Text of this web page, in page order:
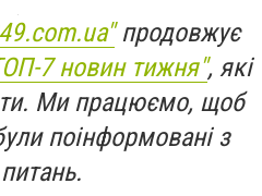
продовжує
7 новин тижня", які
Ми працюємо, щоб
поінформовані з
питань.